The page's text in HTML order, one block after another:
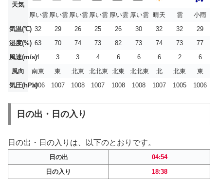
天気
厚い雲 厚い雲 厚い雲 厚い雲 厚い雲 厚い雲 晴天 雲
小雨
気温(℃) 32 29 26 25 26 30 32 32
29
湿度(%) 63 70 74 73 82 73 74 73
77
風速(m/s)4 3 3 4 6 6 6 2
6
風向
南東 東 北東 北北東 北東 北北東 北 北東
東
気圧(hPa)1006 1007 1008 1007 1008 1008 1007 1005 1006
日の出・日の入り
日の出・日の入りは、以下のとおりです。
日の出
04:54
日の入り
18:38